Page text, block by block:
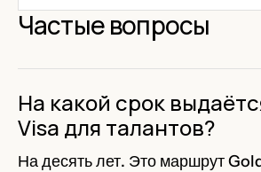
Частые вопросы
На какой срок
Visa для талантов?
На десять лет. Это маршрут